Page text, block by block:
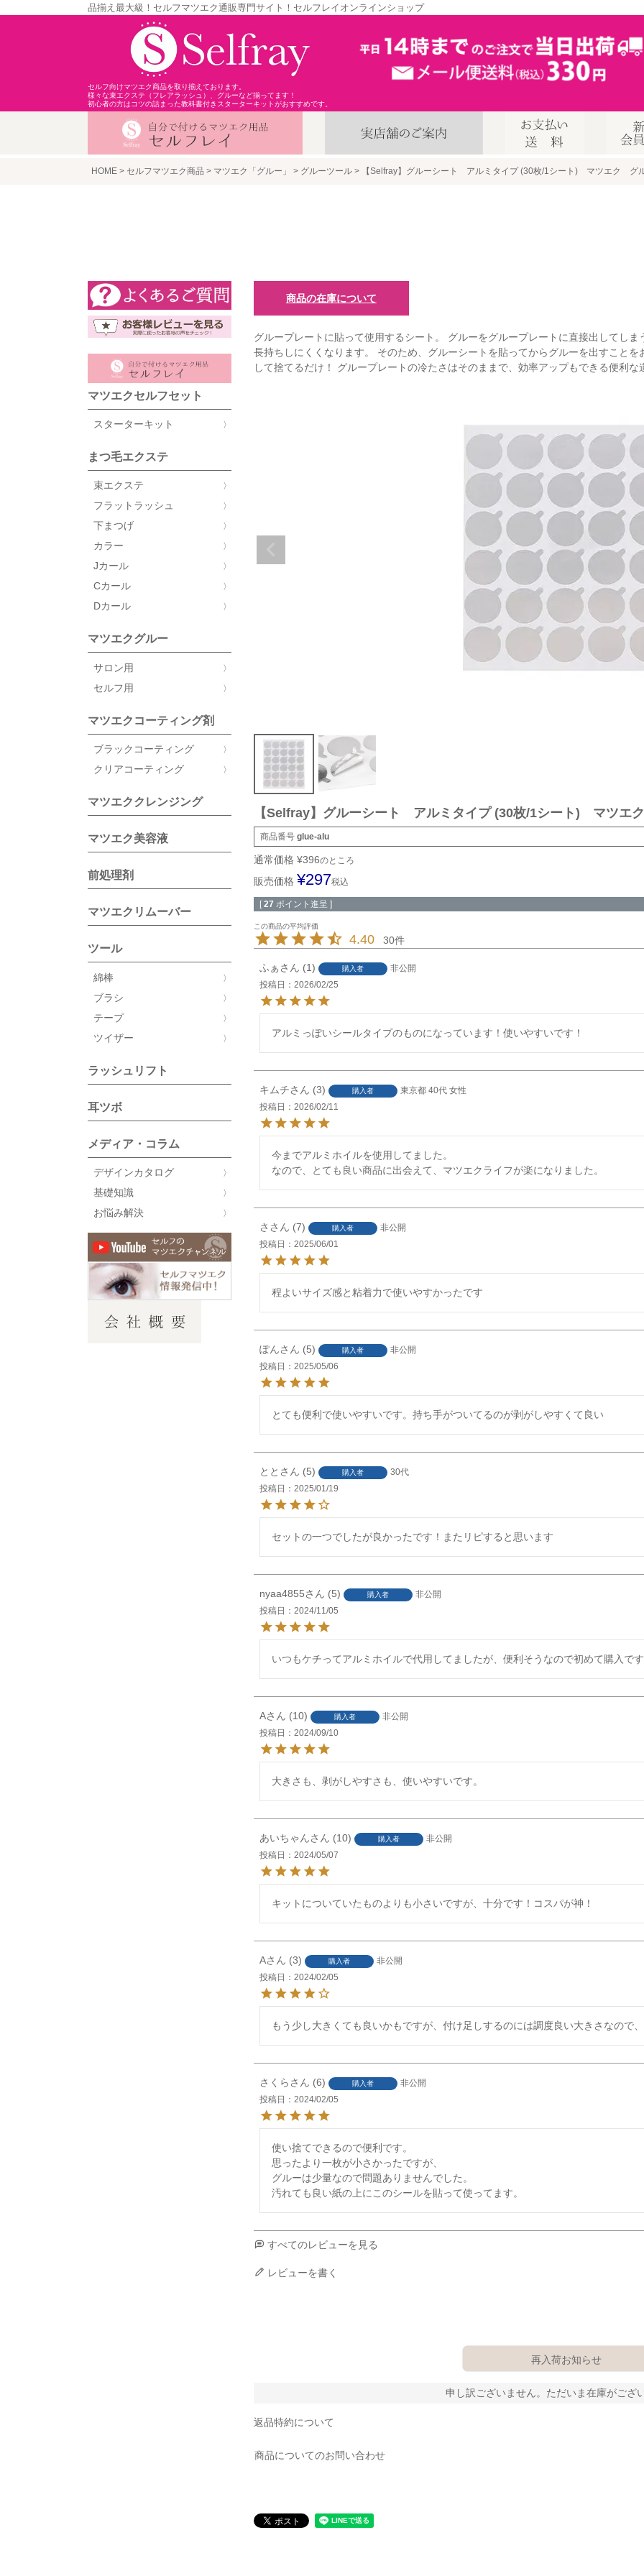
品揃え最大級！セルフマツエク通販専門サイト！セルフレイオンラインショップ
セルフ向けマツエク商品を取り揃えております。
様々な束エクステ（フレアラッシュ）、グルーなど揃ってます！
初心者の方はコツの詰まった教科書付きスターターキットがおすすめです。
HOME セルフマツエク商品 マツエク「グルー」 グルーツール 【Selfray】グルーシート アルミタイプ (30枚/1シート) マツエク グ
マツエクセルフセット
スターターキット
まつ毛エクステ
束エクステ
フラットラッシュ
下まつげ
カラー
Jカール
Cカール
Dカール
マツエクグルー
サロン用
セルフ用
マツエクコーティング剤
ブラックコーティング
クリアコーティング
マツエククレンジング
マツエク美容液
前処理剤
マツエクリムーバー
ツール
綿棒
ブラシ
テープ
ツイザー
ラッシュリフト
耳ツボ
メディア・コラム
デザインカタログ
基礎知識
お悩み解決
商品の在庫について
グループレートに貼って使用するシート。 グルーをグループレートに直接出してし
長持ちしにくくなります。 そのため、グルーシートを貼ってからグルーを出すこと
して捨てるだけ！ グループレートの冷たさはそのままで、効率アップもできる便利
【Selfray】グルーシート アルミタイプ (30枚/1シート) マツエ
商品番号 glue-alu
通常価格 ¥396のところ
販売価格 ¥297税込
[ 27 ポイント進呈 ]
4.40 30
ふぁ 1 購入者
非公開
投稿日
2026/02/25
アルミっぽいシールタイプのものになっています！使いやすいです！
キムチ 3 購入者 東京都 40代 女性
投稿日
2026/02/11
今までアルミホイルを使用してました。
なので、とても良い商品に出会えて、マツエクライフが楽になりました。
さ 7 購入者
非公開
投稿日
2025/06/01
程よいサイズ感と粘着力で使いやすかったです
ぽん 5 購入者
非公開
投稿日
2025/05/06
とても便利で使いやすいです。持ち手がついてるのが剥がしやすくて良い
とと 5 購入者
30代
投稿日
2025/01/19
セットの一つでしたが良かったです！またリピすると思います
nyaa4855 5 購入者
非公開
投稿日
2024/11/05
いつもケチってアルミホイルで代用してましたが、便利そうなので初めて購入で
A 10 購入者
非公開
投稿日
2024/09/10
大きさも、剥がしやすさも、使いやすいです。
あいちゃん 10 購入者
非公開
投稿日
2024/05/07
キットについていたものよりも小さいですが、十分です！コスパが神！
A 3 購入者
非公開
投稿日
2024/02/05
もう少し大きくても良いかもですが、付け足しするのには調度良い大きさなので
さくら 6 購入者
非公開
投稿日
2024/02/05
使い捨てできるので便利です。
思ったより一枚が小さかったですが、
グルーは少量なので問題ありませんでした。
汚れても良い紙の上にこのシールを貼って使ってます。
すべてのレビューを見る
レビューを書く
再入荷お知らせ
申し訳ございません。ただいま在庫がござ
返品特約について
商品についてのお問い合わせ